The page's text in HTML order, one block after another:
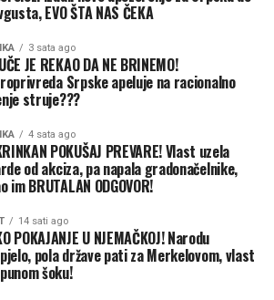
EVO ŠTA NAS ČEKA
3 sata ago
JE REKAO DA NE BRINEMO!
Srpske apeluje na racionalno
struje???
4 sata ago
POKUŠAJ PREVARE! Vlast uzela
od akciza, pa napala gradonačelnike,
im BRUTALAN ODGOVOR!
14 sati ago
POKAJANJE U NJEMAČKOJ! Narodu
pola države pati za Merkelovom, vlast
šoku!